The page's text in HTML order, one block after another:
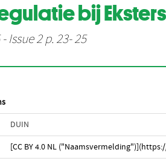
bij Eksters
Issue 2 p. 23- 25
DUIN
[CC BY 4.0 NL